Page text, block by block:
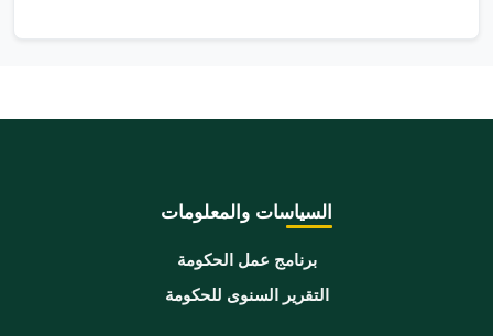
السياسات والمعلومات
برنامج عمل الحكومة
التقرير السنوى للحكومة